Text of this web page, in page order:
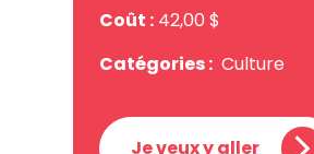
Coût : 42,00 $
Catégories : Culture
Je veux y aller